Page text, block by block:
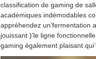
classification de gaming de
académiques indémodables
appréhendez un’fermentation
jouissant )’le ligne
gaming également plaisant